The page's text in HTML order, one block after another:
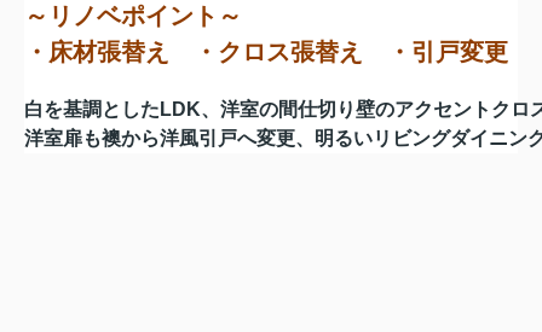
～リノベポイント～
・床材張替え ・クロス張替え ・引戸変更
白を基調としたLDK、洋室の間仕切り壁のアクセントクロ
洋室扉も襖から洋風引戸へ変更、明るいリビングダイニン